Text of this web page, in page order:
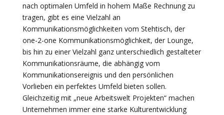
nach optimalen Umfeld in hohem Maße Rechnung zu
tragen, gibt es eine Vielzahl an
Kommunikationsmöglichkeiten vom Stehtisch, der
one-2-one Kommunikationsmöglichkeit, der Lounge,
bis hin zu einer Vielzahl ganz unterschiedlich gestalteter
Kommunikationsräume, die abhängig vom
Kommunikationsereignis und den persönlichen
Vorlieben ein perfektes Umfeld bieten sollen.
Gleichzeitig mit „neue Arbeitswelt Projekten“ machen
Unternehmen immer eine starke Kulturentwicklung